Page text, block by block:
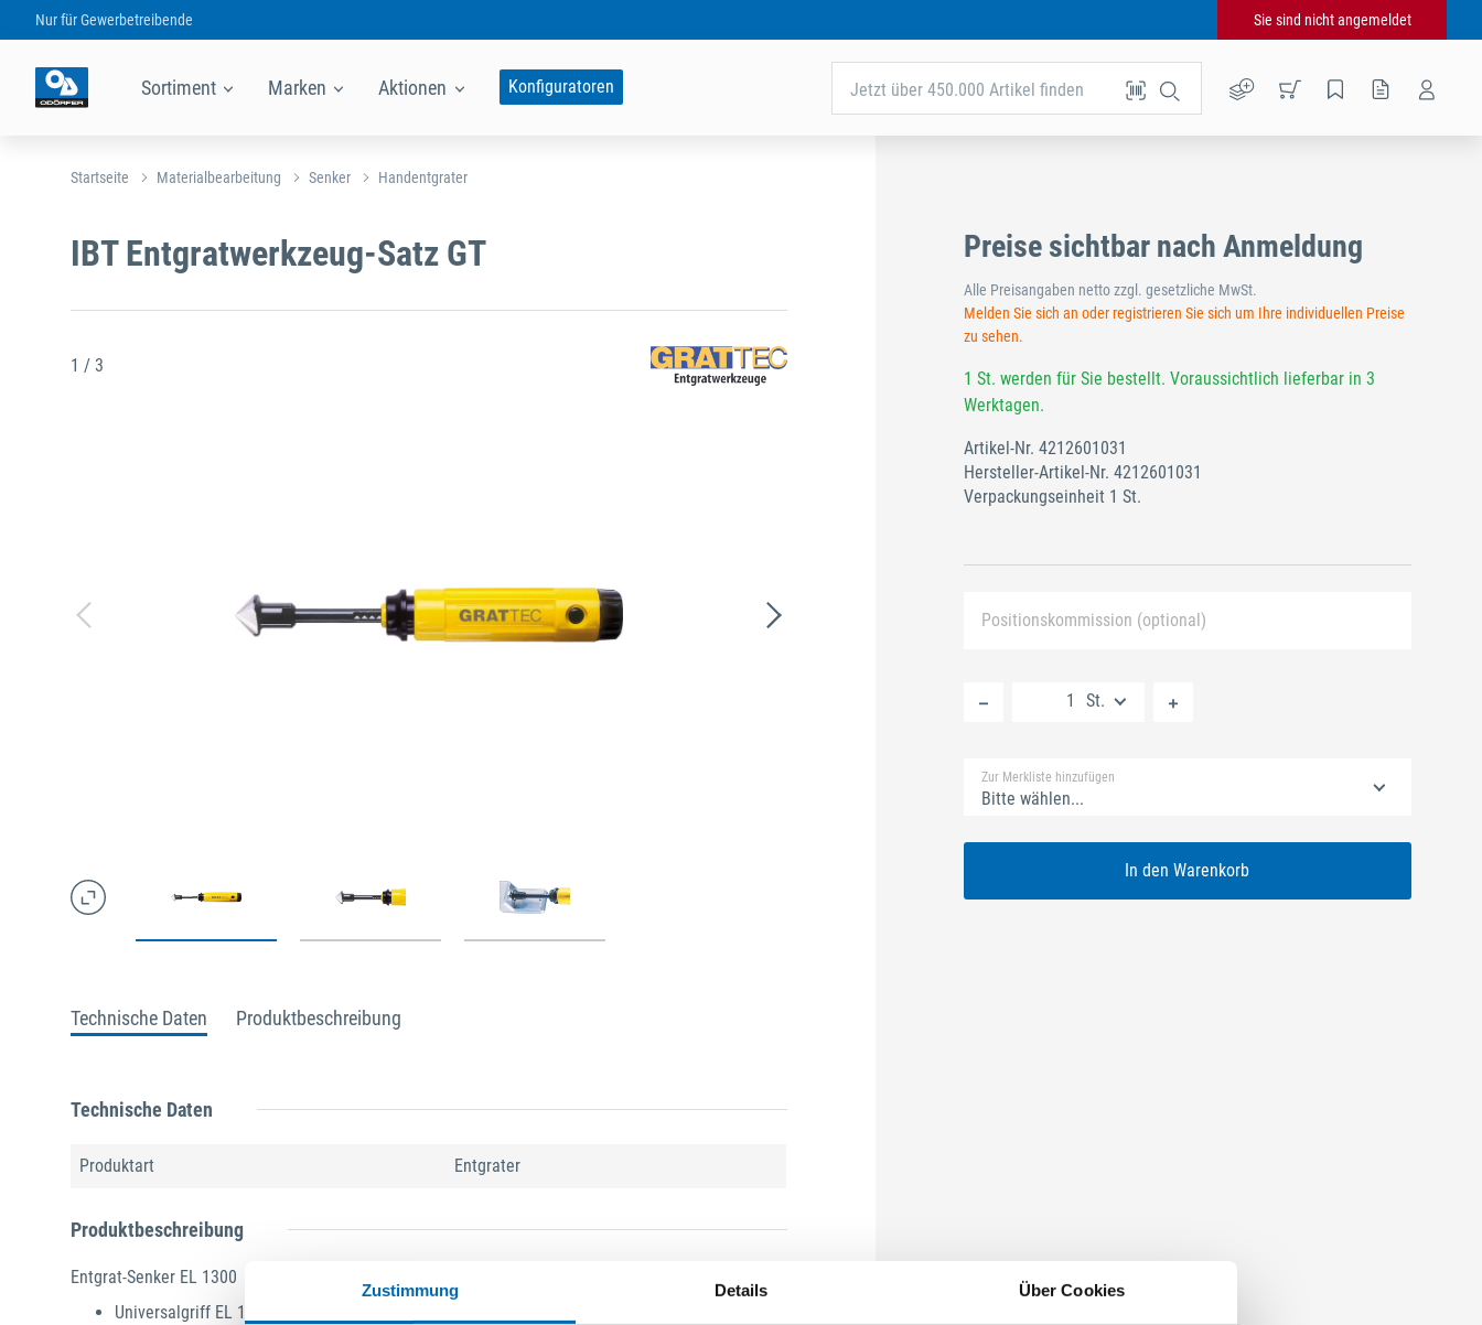
Zustimmung Details Über Cookies
Nur fürGewerbetreibende Sie sind nicht angemeldet
Sortiment Marken Aktionen Konfiguratoren Jetzt über 450.000 Artikel finden
Startseite Materialbearbeitung Senker Handentgrater
IBT Entgratwerkzeug-Satz GT
1 / 3
Technische Daten Produktbeschreibung
Technische Daten
Produktart Entgrater
Produktbeschreibung
Entgrat-Senker EL 1300
Universalgriff EL 1000 mit Klingenmagazin
Preise sichtbar nach Anmeldung
Alle Preisangaben netto zzgl. gesetzliche MwSt.
Melden Sie sich an oder registrieren Sie sich um Ihre individuellen Preise
zu sehen.
1 St. werden für Sie bestellt. Voraussichtlich lieferbar in 3
Werktagen.
Artikel-Nr. 4212601031
Hersteller-Artikel-Nr. 4212601031
Verpackungseinheit 1 St.
Positionskommission (optional)
St.
Zur Merkliste hinzufügen
Bitte wählen...
In den Warenkorb